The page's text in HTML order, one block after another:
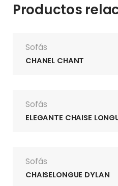
Productos
Sofás
CHANEL CHANT
Sofás
ELEGANTE CHAISE
Sofás
CHAISELONGUE DYLAN